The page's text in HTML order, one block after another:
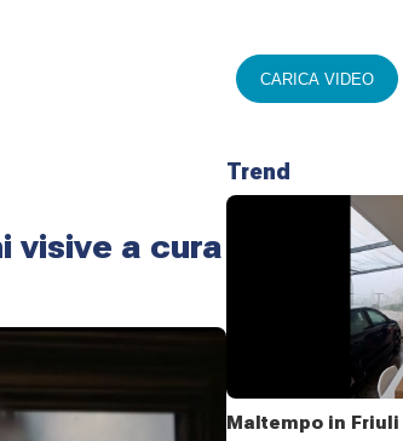
CARICA VIDEO
visive a cura
Trend
Maltempo in Friuli